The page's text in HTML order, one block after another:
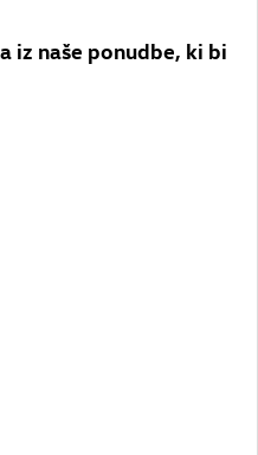
iz naše ponudbe, ki bi